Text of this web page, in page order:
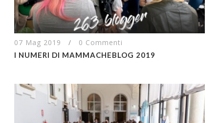
07 Mag 2019 / 0 Commenti
I NUMERI DI MAMMACHEBLOG 2019